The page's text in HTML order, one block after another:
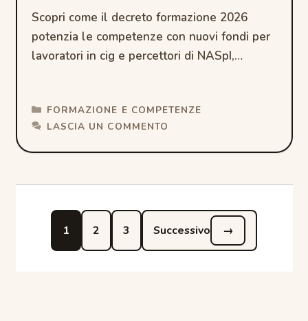
Scopri come il decreto formazione 2026
potenzia le competenze con nuovi fondi per
lavoratori in cig e percettori di NASpI,
CATEGORIE
FORMAZIONE E COMPETENZE
LASCIA UN COMMENTO
Pagina
1 Pagina
2 Pagina
3 Successivo →